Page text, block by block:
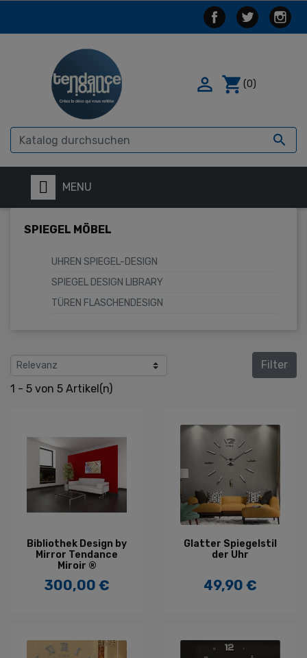

 shopping_cart (0)
MENU
SPIEGEL MÖBEL
UHREN SPIEGEL-DESIGN
SPIEGEL DESIGN LIBRARY
TÜREN FLASCHENDESIGN
Filter
1 - 5 von 5 Artikel(n)
Bibliothek Design by
Mirror Tendance
Miroir ®
Preis
300,00 €
Glatter Spiegelstil
der Uhr
Preis
49,90 €